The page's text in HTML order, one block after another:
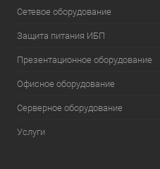
Сетевое оборудование
Защита питания ИБП
Презентационное оборудование
Офисное оборудование
Серверное оборудование
Услуги